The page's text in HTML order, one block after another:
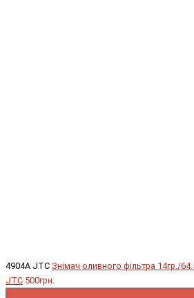
4904A JTC Знімач оливного фільтра 14гр./
JTC 500грн.